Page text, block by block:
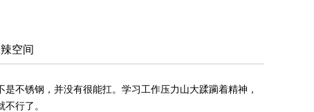
空间
是不锈钢，并没有很能扛。学习工作压力山大蹂躏着精神，
不行了。